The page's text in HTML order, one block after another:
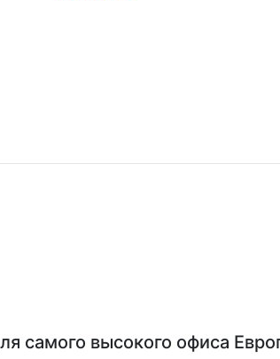
самого высокого офиса